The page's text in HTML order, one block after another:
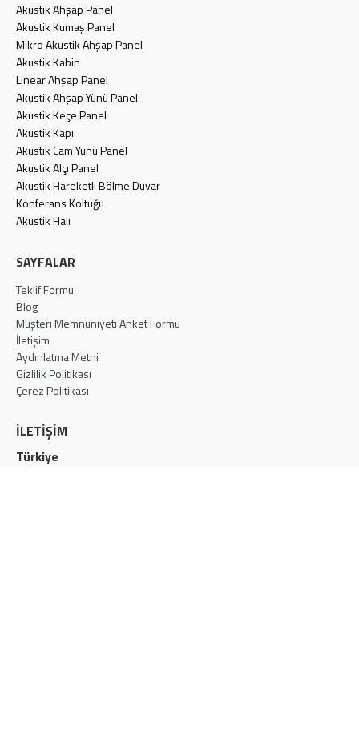
Akustik Ahşap Panel
Akustik Kumaş Panel
Mikro Akustik Ahşap Panel
Akustik Kabin
Linear Ahşap Panel
Akustik Ahşap Yünü Panel
Akustik Keçe Panel
Akustik Kapı
Akustik Cam Yünü Panel
Akustik Alçı Panel
Akustik Hareketli Bölme Duvar
Konferans Koltuğu
Akustik Halı
SAYFALAR
Teklif Formu
Blog
Müşteri Memnuniyeti Anket Formu
İletişim
Aydınlatma Metni
Gizlilik Politikası
Çerez Politikası
İLETİŞİM
Türkiye